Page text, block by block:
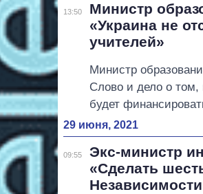
13:50
Министр
«Украина не
учителей»
Министр
Слово и дело о том,
будет
29 июня, 2021
09:55
Экс-министр
«Сделать